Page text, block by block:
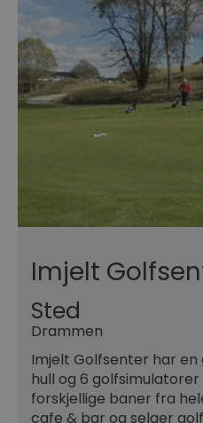
Imjelt
Sted
Drammen
Imjelt Golfsenter har en
hull og 6 golfsimulatorer
forskjellige baner fra
cafe & bar og selger